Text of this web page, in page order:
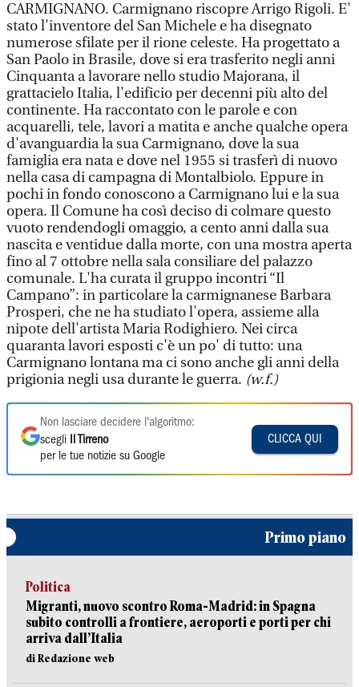
CARMIGNANO. Carmignano riscopre Arrigo Rigoli. E'
stato l'inventore del San Michele e ha disegnato
numerose sfilate per il rione celeste. Ha progettato a
San Paolo in Brasile, dove si era trasferito negli anni
Cinquanta a lavorare nello studio Majorana, il
grattacielo Italia, l'edificio per decenni più alto del
continente. Ha raccontato con le parole e con
acquarelli, tele, lavori a matita e anche qualche opera
d'avanguardia la sua Carmignano, dove la sua
famiglia era nata e dove nel 1955 si trasferì di nuovo
nella casa di campagna di Montalbiolo. Eppure in
pochi in fondo conoscono a Carmignano lui e la sua
opera. Il Comune ha così deciso di colmare questo
vuoto rendendogli omaggio, a cento anni dalla sua
nascita e ventidue dalla morte, con una mostra aperta
fino al 7 ottobre nella sala consiliare del palazzo
comunale. L'ha curata il gruppo incontri “Il
Campano”: in particolare la carmignanese Barbara
Prosperi, che ne ha studiato l'opera, assieme alla
nipote dell'artista Maria Rodighiero. Nei circa
quaranta lavori esposti c'è un po' di tutto: una
Carmignano lontana ma ci sono anche gli anni della
prigionia negli usa durante le guerra. (w.f.)
Non lasciare decidere l'algoritmo:
scegli
Il Tirreno
per le tue notizie su Google
CLICCA QUI
Primo piano
Politica
Migranti, nuovo scontro Roma-Madrid: in Spagna
subito controlli a frontiere, aeroporti e porti per chi
arriva dall’Italia
di Redazione web